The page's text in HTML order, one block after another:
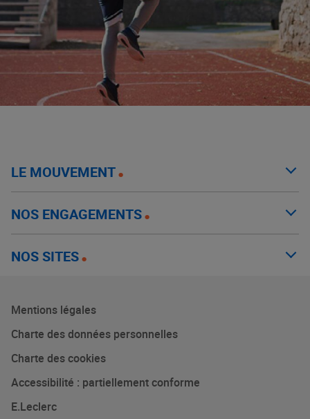
LE MOUVEMENT
NOS ENGAGEMENTS
NOS SITES
Mentions légales
Charte des données personnelles
Charte des cookies
Accessibilité : partiellement conforme
E.Leclerc